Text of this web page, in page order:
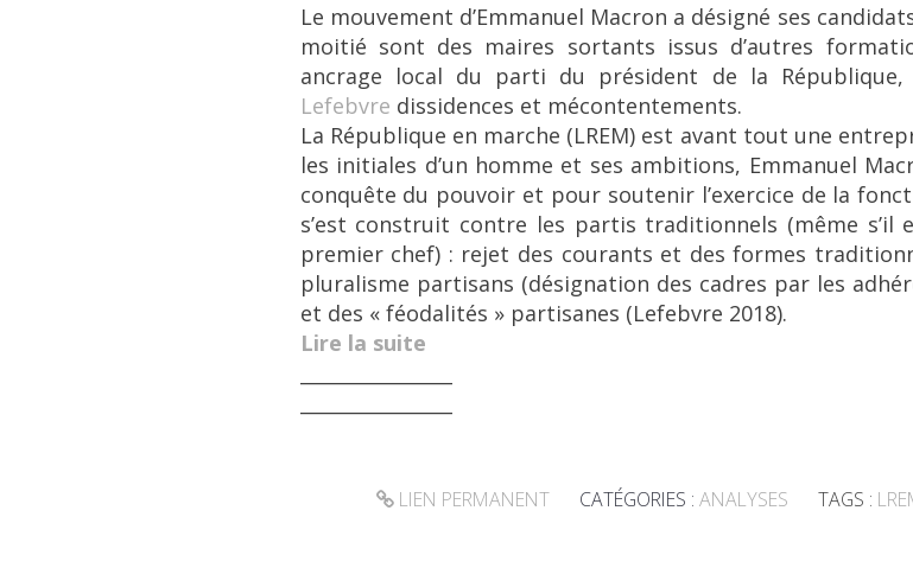
Le mouvement d’Emmanuel Macron a désigné ses
moitié sont des maires sortants issus d’autres
ancrage local du parti du président de la
Lefebvre dissidences et mécontentements.
La République en marche (LREM) est avant tout une
les initiales d’un homme et ses ambitions, Emmanuel
conquête du pouvoir et pour soutenir l’exercice de la
s’est construit contre les partis traditionnels (même
premier chef) : rejet des courants et des formes
pluralisme partisans (désignation des cadres par les
et des « féodalités » partisanes (Lefebvre 2018).
Lire la suite
LIEN PERMANENT CATÉGORIES : ANALYSES TAGS :